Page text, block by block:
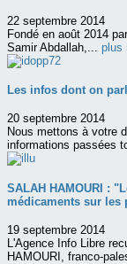
22 septembre 2014
Fondé en août 2014
Samir Abdallah,... plus
Les infos dont on
20 septembre 2014
Nous mettons à votre
informations passées
SALAH HAMOURI :
médicaments sur les
19 septembre 2014
L'Agence Info Libre
HAMOURI, franco-